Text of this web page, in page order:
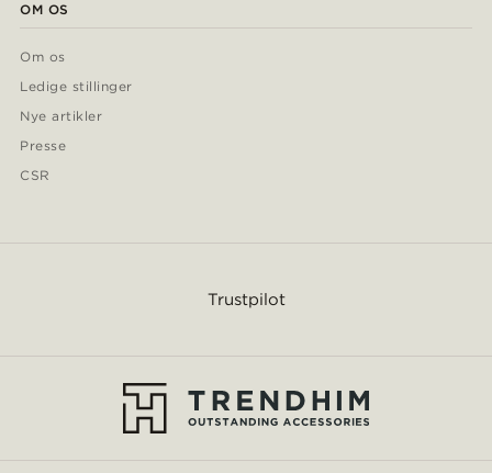
OM OS
Om os
Ledige stillinger
Nye artikler
Presse
CSR
Trustpilot